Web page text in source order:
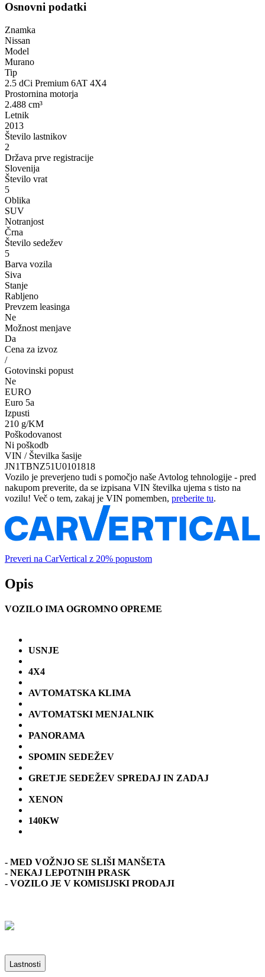
Osnovni podatki
Znamka
Nissan
Model
Murano
Tip
2.5 dCi Premium 6AT 4X4
Prostornina motorja
2.488 cm³
Letnik
2013
Število lastnikov
2
Država prve registracije
Slovenija
Število vrat
5
Oblika
SUV
Notranjost
Črna
Število sedežev
5
Barva vozila
Siva
Stanje
Rabljeno
Prevzem leasinga
Ne
Možnost menjave
Da
Cena za izvoz
/
Gotovinski popust
Ne
EURO
Euro 5a
Izpusti
210 g/KM
Poškodovanost
Ni poškodb
VIN / Številka šasije
JN1TBNZ51U0101818
Vozilo je preverjeno tudi s pomočjo naše Avtolog tehnologije - pred
nakupom preverite, da se izpisana VIN številka ujema s tisto na
vozilu! Več o tem, zakaj je VIN pomemben, preberite tu.
Preveri na CarVertical z 20% popustom
Opis
VOZILO IMA OGROMNO OPREME
USNJE
4X4
AVTOMATSKA KLIMA
AVTOMATSKI MENJALNIK
PANORAMA
SPOMIN SEDEŽEV
GRETJE SEDEŽEV SPREDAJ IN ZADAJ
XENON
140KW
- MED VOŽNJO SE SLIŠI MANŠETA
- NEKAJ LEPOTNIH PRASK
- VOZILO JE V KOMISIJSKI PRODAJI
Lastnosti